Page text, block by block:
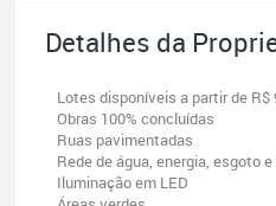
Detalhes da
Lotes disponíveis a partir de R$
Obras 100% concluídas
Ruas pavimentadas
Rede de água, energia, esgoto
Iluminação em LED